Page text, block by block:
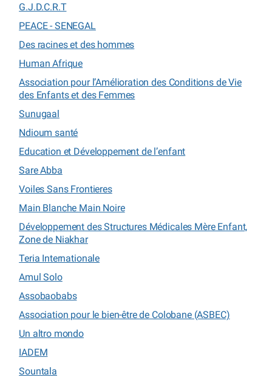
G.J.D.C.R.T
PEACE - SENEGAL
Des racines et des hommes
Human Afrique
Association pour l’Amélioration des Conditions de Vie
des Enfants et des Femmes
Sunugaal
Ndioum santé
Education et Développement de l’enfant
Sare Abba
Voiles Sans Frontieres
Main Blanche Main Noire
Développement des Structures Médicales Mère Enfant,
Zone de Niakhar
Teria Internationale
Amul Solo
Assobaobabs
Association pour le bien-être de Colobane (ASBEC)
Un altro mondo
IADEM
Sountala